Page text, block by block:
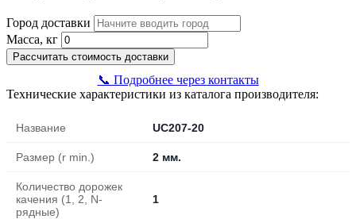
Город доставки
Масса, кг
Рассчитать стоимость доставки
📞 Подробнее через контакты
Технические характеристики из каталога производителя:
Название UC207-20
Размер (r min.) 2 мм.
Количество дорожек
качения (1, 2, N-
рядные)
1